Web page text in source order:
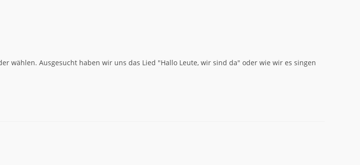
wählen. Ausgesucht haben wir uns das Lied "Hallo Leute, wir sind da" oder wie wir es singen